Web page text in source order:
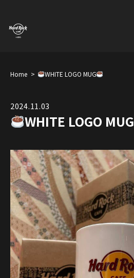
Home WHITE LOGO MUG
2024.11.03
WHITE LOGO MUG